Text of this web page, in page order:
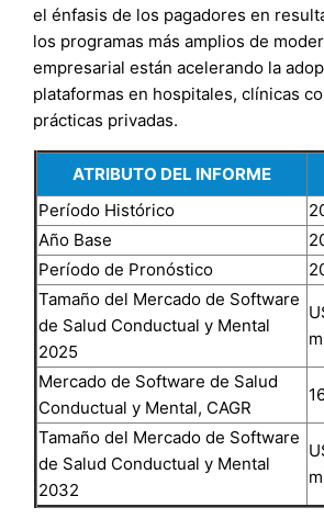
el énfasis de los pagadores en
los programas más amplios de
empresarial están acelerando la
plataformas en hospitales, clínicas
prácticas privadas.
ATRIBUTO DEL INFORME
Período Histórico
Año Base
Período de Pronóstico
Tamaño del Mercado de Software
de Salud Conductual y Mental
2025
Mercado de Software de Salud
Conductual y Mental, CAGR
Tamaño del Mercado de Software
de Salud Conductual y Mental
2032